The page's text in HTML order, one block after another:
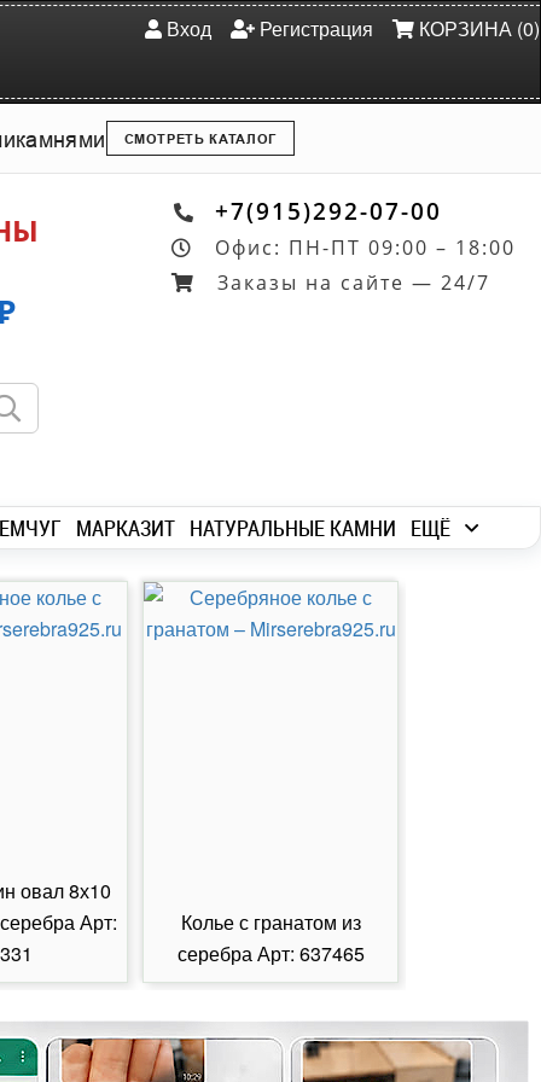
Вход Регистрация КОРЗИНА (0)
камнями СМОТРЕТЬ КАТАЛОГ
+7(915)292-07-00
Офис: ПН-ПТ 09:00 – 18:00
Заказы на сайте — 24/7
МАРКАЗИТ НАТУРАЛЬНЫЕ КАМНИ ЕЩЁ
овал 8х10
Арт:
Колье с гранатом из
серебра Арт: 637465